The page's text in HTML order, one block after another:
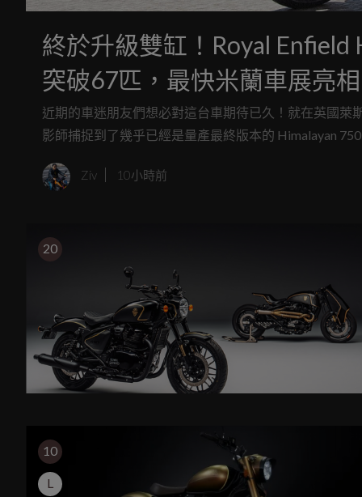
終於升級雙缸！Royal
突破67匹，最快米蘭車展亮相
近期的車迷朋友們想必對這台車期待已久！就在英國萊
影師捕捉到了幾乎已經是量產最終版本的 Himalayan
750cc 雙缸新車的存在，並預告準備在今年底的義大利
Ziv 10小時前
20
10
L